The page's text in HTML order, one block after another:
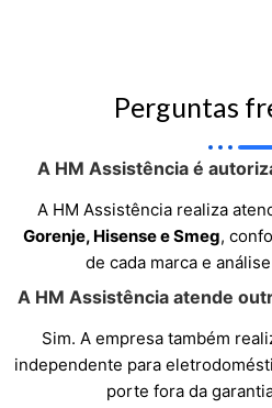
Perguntas
A HM Assistência é
A HM Assistência realiza
Gorenje, Hisense e Smeg,
de cada marca e
A HM Assistência atende
Sim. A empresa também
independente para
porte fora da